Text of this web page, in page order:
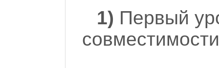
1) Первый